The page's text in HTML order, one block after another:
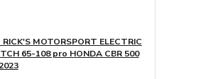
MOTORSPORT ELECTRIC
65-108 pro HONDA CBR 500